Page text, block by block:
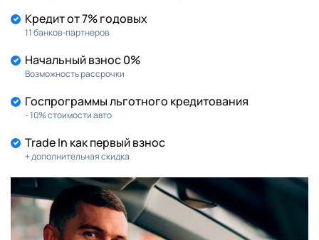
Кредит от 7% годовых
11 банков-партнеров
Начальный взнос 0%
Возможность рассрочки
Госпрограммы льготного кредитования
- 10% стоимости авто
Trade In как первый взнос
+ дополнительная скидка